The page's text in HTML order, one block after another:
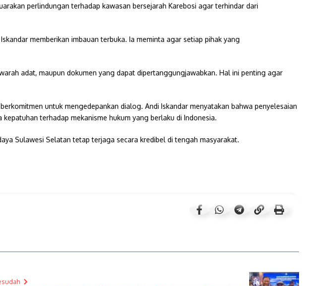
perlindungan terhadap kawasan bersejarah Karebosi agar terhindar dari
memberikan imbauan terbuka. Ia meminta agar setiap pihak yang
adat, maupun dokumen yang dapat dipertanggungjawabkan. Hal ini penting agar
untuk mengedepankan dialog. Andi Iskandar menyatakan bahwa penyelesaian
terhadap mekanisme hukum yang berlaku di Indonesia.
Sulawesi Selatan tetap terjaga secara kredibel di tengah masyarakat.